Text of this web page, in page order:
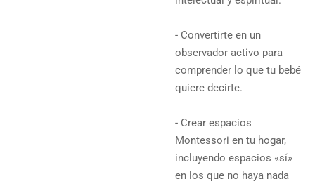
- Convertirte en un
observador activo para
comprender lo que tu bebé
quiere decirte.
- Crear espacios
Montessori en tu hogar,
incluyendo espacios «sí»
en los que no haya nada